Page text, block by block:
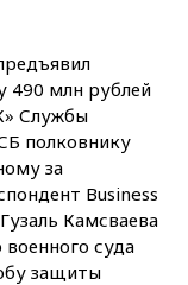
490 млн рублей
Службы
полковнику
за
Business
Камсваева
суда
защиты